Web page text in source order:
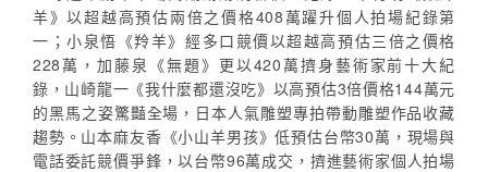
羊》以超越高預估兩倍之價格408萬躍升個人拍場紀錄第
一；小泉悟《羚羊》經多口競價以超越高預估三倍之價格
228萬，加藤泉《無題》更以420萬擠身藝術家前十大紀
錄，山崎龍一《我什麼都還沒吃》以高預估3倍價格144萬元
的黑馬之姿驚豔全場，日本人氣雕塑專拍帶動雕塑作品收藏
趨勢。山本麻友香《小山羊男孩》低預估台幣30萬，現場與
電話委託競價爭鋒，以台幣96萬成交，擠進藝術家個人拍場